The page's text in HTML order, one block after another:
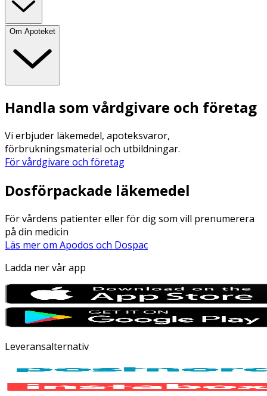
Om Apoteket
Handla som vårdgivare och företag
Vi erbjuder läkemedel, apoteksvaror,
förbrukningsmaterial och utbildningar.
För vårdgivare och företag
Dosförpackade läkemedel
För vårdens patienter eller för dig som vill prenumerera
på din medicin
Läs mer om Apodos och Dospac
Ladda ner vår app
Leveransalternativ